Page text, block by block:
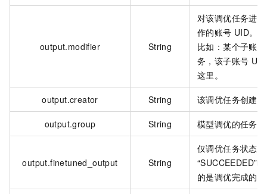
output.modifier String
对该调优任务进
作的账号 UID。
比如：某个子账
务，该子账号 UID
这里。
output.creator String 该调优任务创建人
output.group String 模型调优的任务
output.finetuned_output String
仅调优任务状态为
“SUCCEEDED”
的是调优完成的